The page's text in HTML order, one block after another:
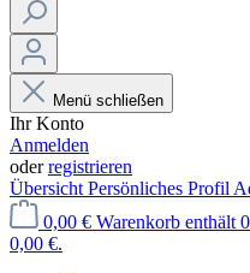
Menü schließen
Ihr Konto
Anmelden
oderregistrieren
Übersicht Persönliches Profil
0,00 € Warenkorb enthält
0,00 €.